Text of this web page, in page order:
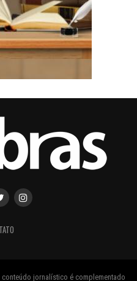
jornalístico é complementado